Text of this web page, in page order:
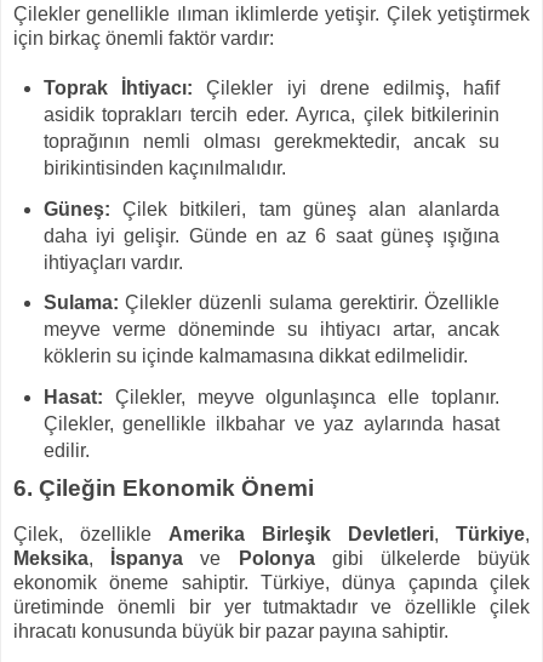
Çilekler genellikle ılıman iklimlerde yetişir. Çilek yetiştirmek
için birkaç önemli faktör vardır:
Toprak İhtiyacı: Çilekler iyi drene edilmiş, hafif
asidik toprakları tercih eder. Ayrıca, çilek bitkilerinin
toprağının nemli olması gerekmektedir, ancak su
birikintisinden kaçınılmalıdır.
Güneş: Çilek bitkileri, tam güneş alan alanlarda
daha iyi gelişir. Günde en az 6 saat güneş ışığına
ihtiyaçları vardır.
Sulama: Çilekler düzenli sulama gerektirir. Özellikle
meyve verme döneminde su ihtiyacı artar, ancak
köklerin su içinde kalmamasına dikkat edilmelidir.
Hasat: Çilekler, meyve olgunlaşınca elle toplanır.
Çilekler, genellikle ilkbahar ve yaz aylarında hasat
edilir.
6. Çileğin Ekonomik Önemi
Çilek, özellikle Amerika Birleşik Devletleri, Türkiye,
Meksika, İspanya ve Polonyagibi ülkelerde büyük
ekonomik öneme sahiptir. Türkiye, dünya çapında çilek
üretiminde önemli bir yer tutmaktadır ve özellikle çilek
ihracatı konusunda büyük bir pazar payına sahiptir.